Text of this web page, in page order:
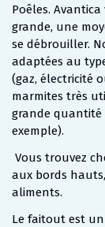
Poêles.
grande, une
se débrouiller.
adaptées au
(gaz, électricité
marmites très
grande quantité
exemple).
Vous trouvez
aux bords
aliments.
Le faitout est